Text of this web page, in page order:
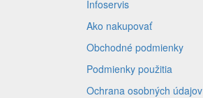
Infoservis
Ako nakupovať
Obchodné podmienky
Podmienky použitia
Ochrana osobných údajov